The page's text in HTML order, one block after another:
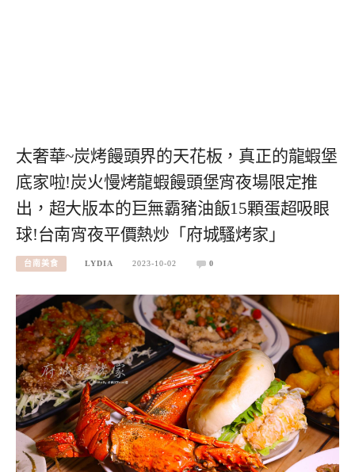
太奢華~炭烤饅頭界的天花板，真正的龍蝦堡
底家啦!炭火慢烤龍蝦饅頭堡宵夜場限定推
出，超大版本的巨無霸豬油飯15顆蛋超吸眼
球!台南宵夜平價熱炒「府城騷烤家」
台南美食 LYDIA 2023-10-02 0